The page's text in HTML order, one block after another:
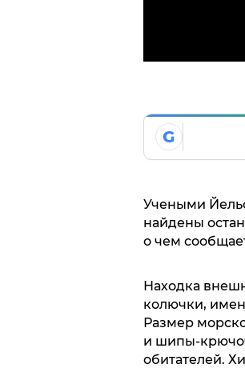
G
Учеными
найдены
о чем
Находка
колючки,
Размер
и шипы-
обитателей.